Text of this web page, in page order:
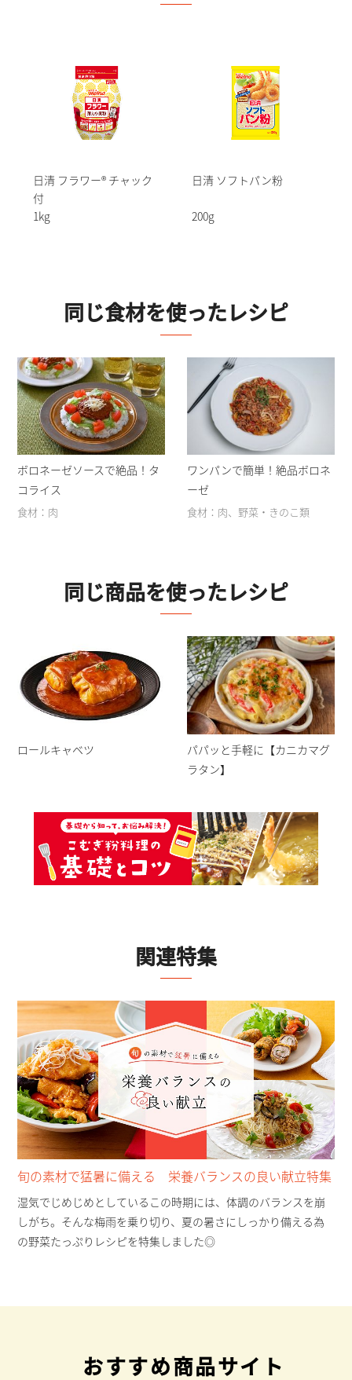
日清 フラワー® チャック
付
1kg
日清 ソフトパン粉
200g
同じ食材を使ったレシピ
ボロネーゼソースで絶品！タ
コライス
食材：肉
ワンパンで簡単！絶品ボロネ
ーゼ
食材：肉、野菜・きのこ類
同じ商品を使ったレシピ
ロールキャベツ
パパッと手軽に【カニカマグ
ラタン】
関連特集
旬の素材で猛暑に備える 栄養バランスの良い献立特集
湿気でじめじめとしているこの時期には、体調のバランスを崩
しがち。そんな梅雨を乗り切り、夏の暑さにしっかり備える為
の野菜たっぷりレシピを特集しました◎
おすすめ商品サイト